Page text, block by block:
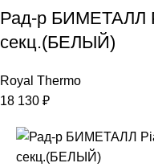
Рад-р БИМЕТАЛЛ
секц.(БЕЛЫЙ)
Royal Thermo
18 130 ₽